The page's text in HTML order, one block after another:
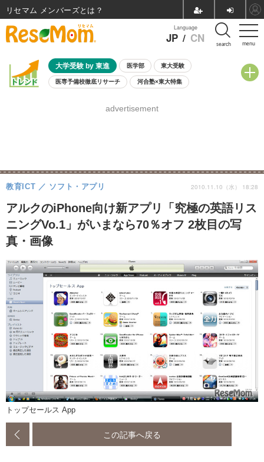
menu
Language
JP / CN search
大学受験 by 東進 医学部 東大受験
医専予備校徹底リサーチ 河合塾×東大特集
8月開催学校説明会・相談会
advertisement
アルクのiPhone向け新アプリ「究極の英語リス
ニングVo.1」がいまなら70％オフ 2枚目の写
真・画像
教育ICT ソフト・アプリ 2010.11.10（水） 18:28
トップセールス App
この記事へ戻る
リセマム メンバーズ